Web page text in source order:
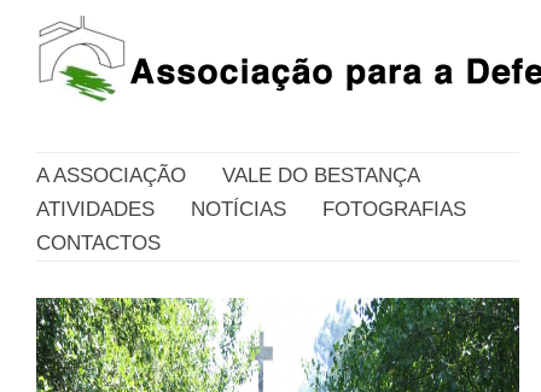
A ASSOCIAÇÃO
VALE DO BESTANÇA
ATIVIDADES
NOTÍCIAS
FOTOGRAFIAS
CONTACTOS